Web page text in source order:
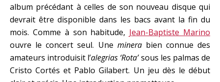
album précédant à celles de son nouveau disque qui
devrait être disponible dans les bacs avant la fin du
mois. Comme à son habitude, Jean-Baptiste Marino
ouvre le concert seul. Une minerabien connue des
amateurs introduisit l’alegrias ‘Rota’sous les palmas de
Cristo Cortés et Pablo Gilabert. Un jeu dès le début